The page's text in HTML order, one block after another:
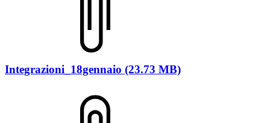
Integrazioni_18gennaio (23.73 MB)